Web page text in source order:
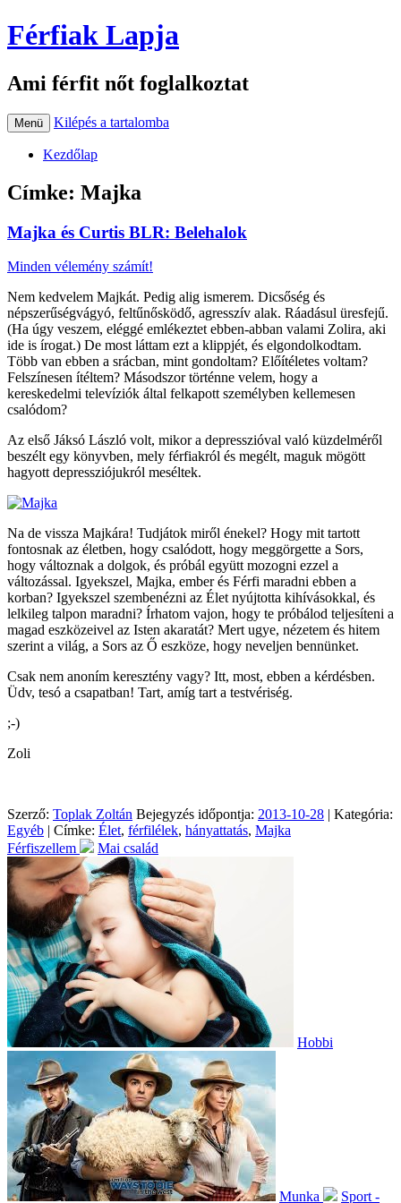
Férfiak Lapja
Ami férfit nőt foglalkoztat
Menü Kilépés a tartalomba
Kezdőlap
Címke: Majka
Majka és Curtis BLR: Belehalok
Minden vélemény számít!
Nem kedvelem Majkát. Pedig alig ismerem. Dicsőség és
népszerűségvágyó, feltűnősködő, agresszív alak. Ráadásul üresfejű.
(Ha úgy veszem, eléggé emlékeztet ebben-abban valami Zolira, aki
ide is írogat.) De most láttam ezt a klippjét, és elgondolkodtam.
Több van ebben a srácban, mint gondoltam? Előítéletes voltam?
Felszínesen ítéltem? Másodszor történne velem, hogy a
kereskedelmi televíziók által felkapott személyben kellemesen
csalódom?
Az első Jáksó László volt, mikor a depresszióval való küzdelméről
beszélt egy könyvben, mely férfiakról és megélt, maguk mögött
hagyott depressziójukról meséltek.
Na de vissza Majkára! Tudjátok miről énekel? Hogy mit tartott
fontosnak az életben, hogy csalódott, hogy meggörgette a Sors,
hogy változnak a dolgok, és próbál együtt mozogni ezzel a
változással. Igyekszel, Majka, ember és Férfi maradni ebben a
korban? Igyekszel szembenézni az Élet nyújtotta kihívásokkal, és
lelkileg talpon maradni? Írhatom vajon, hogy te próbálod teljesíteni a
magad eszközeivel az Isten akaratát? Mert ugye, nézetem és hitem
szerint a világ, a Sors az Ő eszköze, hogy neveljen bennünket.
Csak nem anoním keresztény vagy? Itt, most, ebben a kérdésben.
Üdv, tesó a csapatban! Tart, amíg tart a testvériség.
;-)
Zoli
Szerző: Toplak Zoltán Bejegyzés időpontja: 2013-10-28 | Kategória:
Egyéb | Címke: Élet, férfilélek, hányattatás, Majka
Férfiszellem
Mai család
Hobbi
Munka Sport -